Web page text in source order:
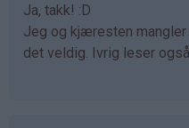
Ja, takk! :D
Jeg og kjæresten
det veldig. Ivrig leser